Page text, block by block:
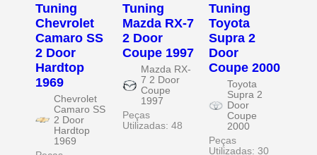
Tuning
Chevrolet
Camaro SS
2 Door
Hardtop
1969
Chevrolet
Camaro SS
2 Door
Hardtop
1969
Tuning
Mazda RX-7
2 Door
Coupe 1997
Mazda RX-
7 2 Door
Coupe
1997
Peças
Utilizadas: 48
Tuning
Toyota
Supra 2
Door
Coupe 2000
Toyota
Supra 2
Door
Coupe
2000
Peças
Utilizadas: 30